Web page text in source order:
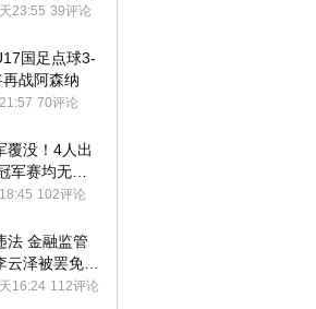
注意这件事
23:55 39评论
国足点球3-
战阿森纳
70评论
覆没！4人出
军赛均无缘
102评论
法 金融监管
泽被罢免全
16:24 112评论